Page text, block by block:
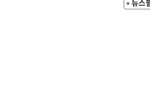
드데스크·웬디스↓